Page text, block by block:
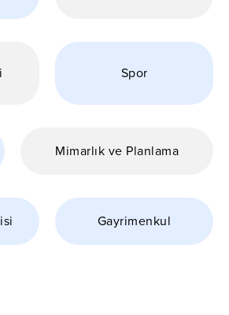
Spor
Mimarlık ve Planlama
Gayrimenkul